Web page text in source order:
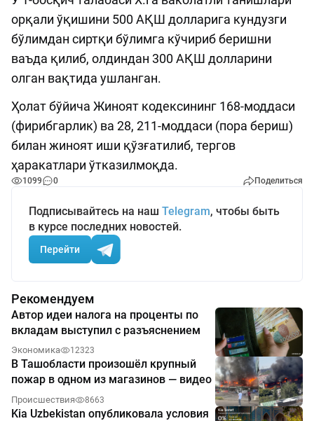
орқали ўқишини 500 АҚШ долларига кундузги
бўлимдан сиртқи бўлимга кўчириб беришни
ваъда қилиб, олдиндан 300 АҚШ долларини
олган вақтида ушланган.
Ҳолат бўйича Жиноят кодексининг 168-моддаси
(фирибгарлик) ва 28, 211-моддаси (пора бериш)
билан жиноят иши қўзғатилиб, тергов
ҳаракатлари ўтказилмоқда.
1099 0 Поделиться
Подписывайтесь на наш Telegram, чтобы быть
в курсе последних новостей.
Перейти
Рекомендуем
Автор идеи налога на проценты по
вкладам выступил с разъяснением
Экономика 12323
В Ташобласти произошёл крупный
пожар в одном из магазинов — видео
Происшествия 8663
Kia Uzbekistan опубликовала условия